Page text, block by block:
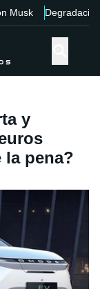
Musk Degradación
y
la pena?